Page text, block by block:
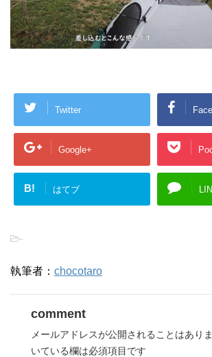
Twitter
Google+
B! はてブ
-
執筆者： chocotaro
comment
メールアドレスが公開されることはありま
いている欄は必須項目です